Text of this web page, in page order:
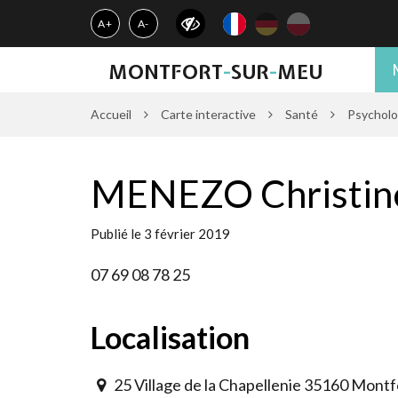
Gestion des traceurs
A+ A-
MONTFORT-SUR-MEU
Accueil Carte interactive Santé
MENEZO
Publié le 3 février 2019
07 69 08 78 25
Localisation
25 Village de la Chapellenie 35160